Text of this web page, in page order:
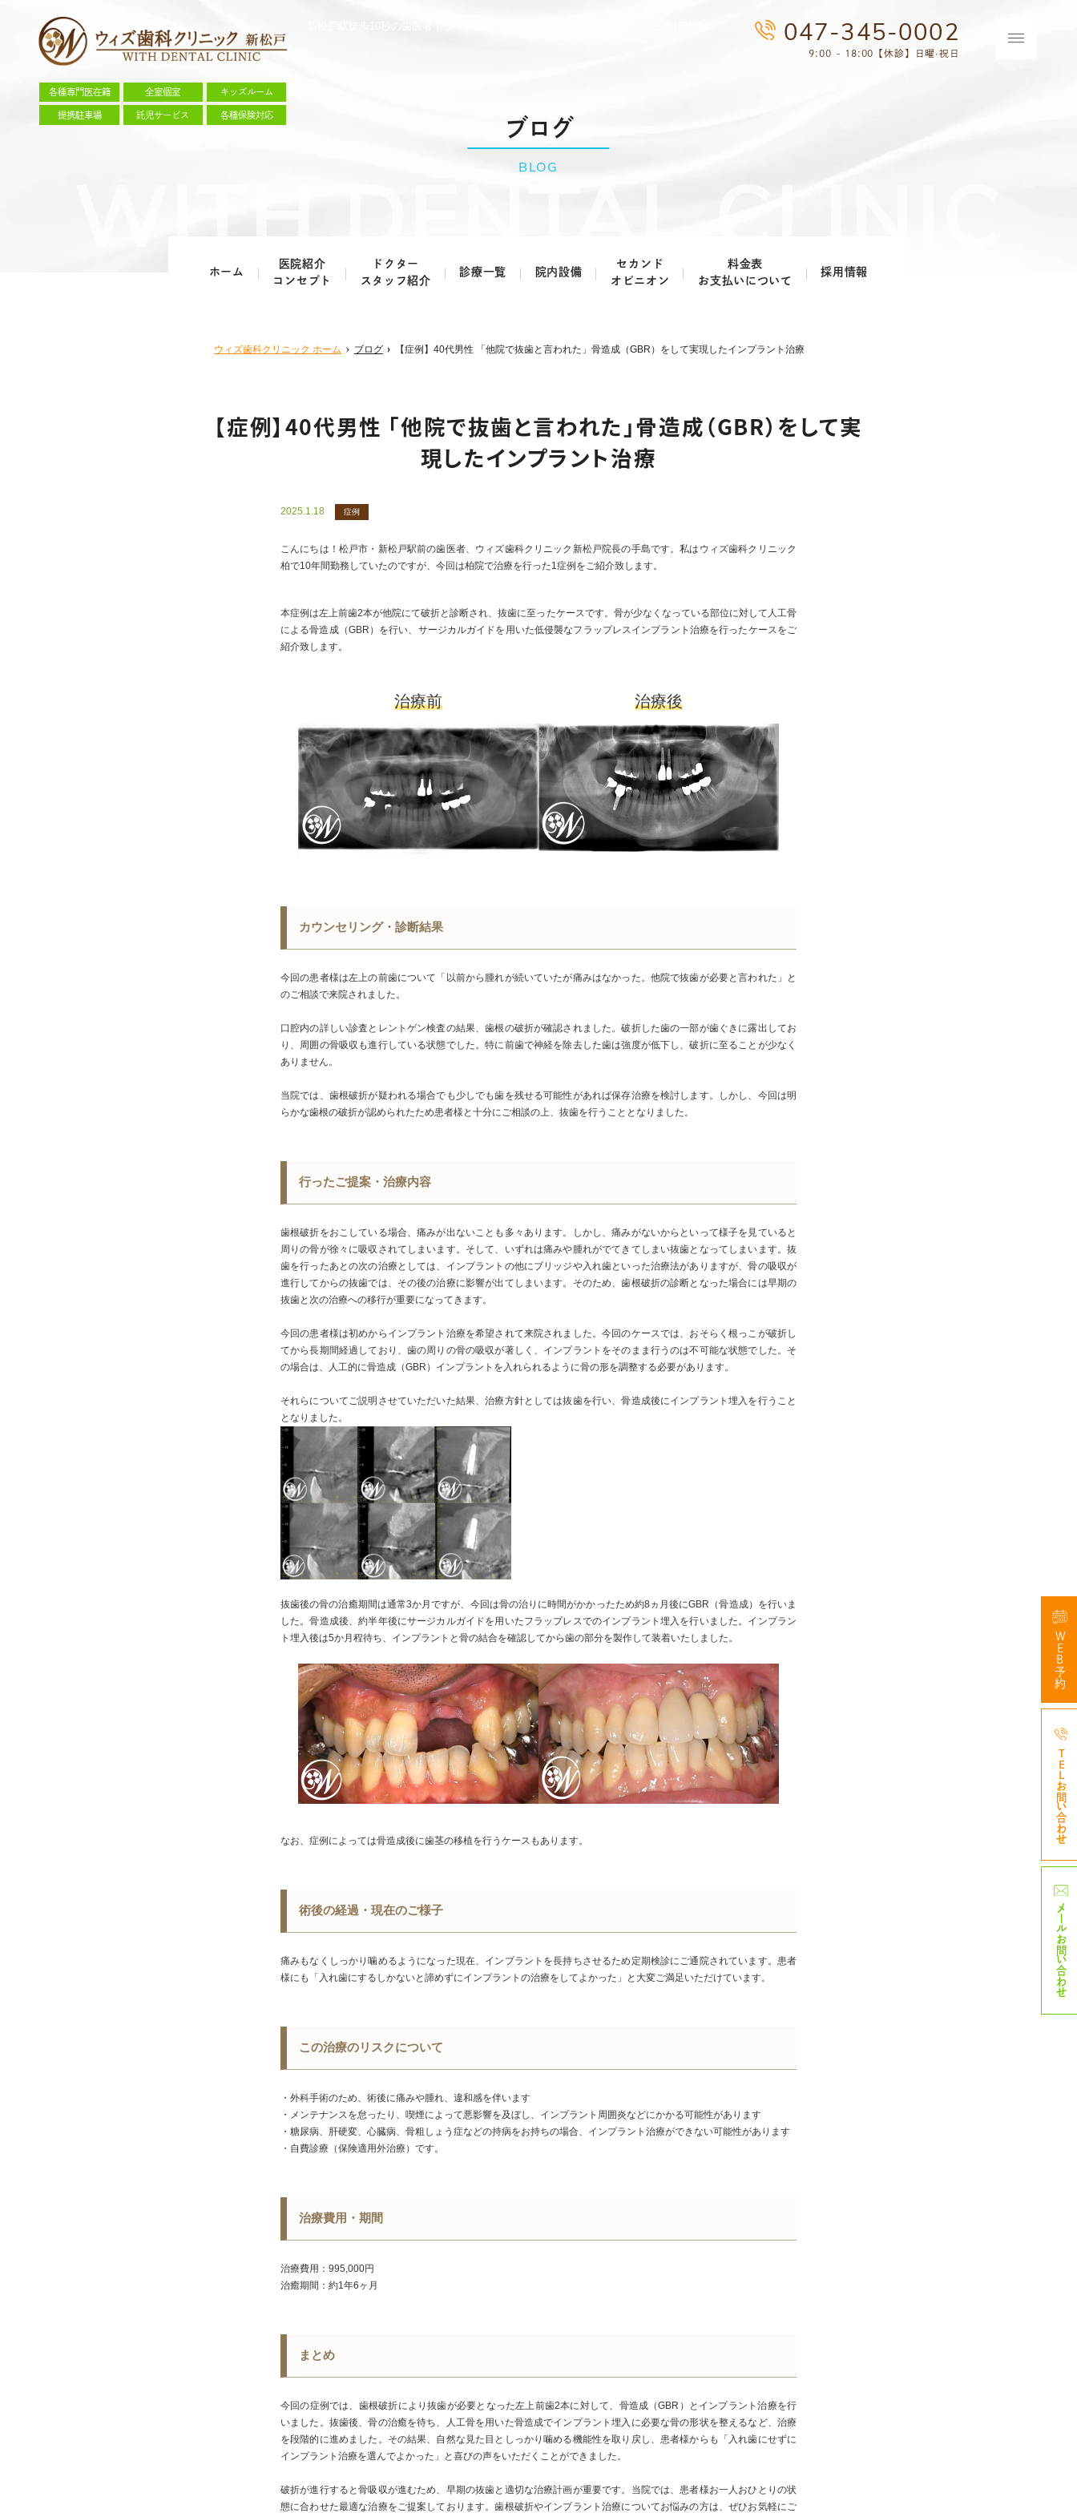
各種専門医在籍 全室個室 キッズルーム
提携駐車場 託児サービス 各種保険対応
047-345-0002
9:00 - 18:00【休診】日曜·祝日
ブログ
BLOG
ホーム
医院紹介
コンセプト
ドクター
スタッフ紹介
診療一覧
予防歯科 小児歯科
審美治療・セラミック ホワイトニング
親知らず抜歯専門外来 矯正歯科
院内設備
セカンド
オピニオン
料金表
お支払いについて
採用情報
歯科助手・受付
ウィズ歯科クリニック ホーム ブログ 【症例】40代男性 「他院で抜歯と言われた」骨造成（GBR）をして実現したインプラント治療
【症例】40代男性 「他院で抜歯と言われた」骨造成（GBR）をして実
現したインプラント治療
2025.1.18 症例
こんにちは！松戸市・新松戸駅前の歯医者、ウィズ歯科クリニック新松戸院長の手島です。私はウィズ歯科クリニック
柏で10年間勤務していたのですが、今回は柏院で治療を行った1症例をご紹介致します。
本症例は左上前歯2本が他院にて破折と診断され、抜歯に至ったケースです。骨が少なくなっている部位に対して人工骨
による骨造成（GBR）を行い、サージカルガイドを用いた低侵襲なフラップレスインプラント治療を行ったケースをご
紹介致します。
治療前 治療後
カウンセリング・診断結果
今回の患者様は左上の前歯について「以前から腫れが続いていたが痛みはなかった。他院で抜歯が必要と言われた」と
のご相談で来院されました。
口腔内の詳しい診査とレントゲン検査の結果、歯根の破折が確認されました。破折した歯の一部が歯ぐきに露出してお
り、周囲の骨吸収も進行している状態でした。特に前歯で神経を除去した歯は強度が低下し、破折に至ることが少なく
ありません。
当院では、歯根破折が疑われる場合でも少しでも歯を残せる可能性があれば保存治療を検討します。しかし、今回は明
らかな歯根の破折が認められたため患者様と十分にご相談の上、抜歯を行うこととなりました。
行ったご提案・治療内容
歯根破折をおこしている場合、痛みが出ないことも多々あります。しかし、痛みがないからといって様子を見ていると
周りの骨が徐々に吸収されてしまいます。そして、いずれは痛みや腫れがでてきてしまい抜歯となってしまいます。抜
歯を行ったあとの次の治療としては、インプラントの他にブリッジや入れ歯といった治療法がありますが、骨の吸収が
進行してからの抜歯では、その後の治療に影響が出てしまいます。そのため、歯根破折の診断となった場合には早期の
抜歯と次の治療への移行が重要になってきます。
今回の患者様は初めからインプラント治療を希望されて来院されました。今回のケースでは、おそらく根っこが破折し
てから長期間経過しており、歯の周りの骨の吸収が著しく、インプラントをそのまま行うのは不可能な状態でした。そ
の場合は、人工的に骨造成（GBR）インプラントを入れられるように骨の形を調整する必要があります。
それらについてご説明させていただいた結果、治療方針としては抜歯を行い、骨造成後にインプラント埋入を行うこと
となりました。
抜歯後の骨の治癒期間は通常3か月ですが、今回は骨の治りに時間がかかったため約8ヵ月後にGBR（骨造成）を行いま
した。骨造成後、約半年後にサージカルガイドを用いたフラップレスでのインプラント埋入を行いました。インプラン
ト埋入後は5か月程待ち、インプラントと骨の結合を確認してから歯の部分を製作して装着いたしました。
なお、症例によっては骨造成後に歯茎の移植を行うケースもあります。
術後の経過・現在のご様子
痛みもなくしっかり噛めるようになった現在、インプラントを長持ちさせるため定期検診にご通院されています。患者
様にも「入れ歯にするしかないと諦めずにインプラントの治療をしてよかった」と大変ご満足いただけています。
この治療のリスクについて
・外科手術のため、術後に痛みや腫れ、違和感を伴います
・メンテナンスを怠ったり、喫煙によって悪影響を及ぼし、インプラント周囲炎などにかかる可能性があります
・糖尿病、肝硬変、心臓病、骨粗しょう症などの持病をお持ちの場合、インプラント治療ができない可能性があります
・自費診療（保険適用外治療）です。
治療費用・期間
治療費用：995,000円
治癒期間：約1年6ヶ月
まとめ
今回の症例では、歯根破折により抜歯が必要となった左上前歯2本に対して、骨造成（GBR）とインプラント治療を行
いました。抜歯後、骨の治癒を待ち、人工骨を用いた骨造成でインプラント埋入に必要な骨の形状を整えるなど、治療
を段階的に進めました。その結果、自然な見た目としっかり噛める機能性を取り戻し、患者様からも「入れ歯にせずに
インプラント治療を選んでよかった」と喜びの声をいただくことができました。
破折が進行すると骨吸収が進むため、早期の抜歯と適切な治療計画が重要です。当院では、患者様お一人おひとりの状
態に合わせた最適な治療をご提案しております。歯根破折やインプラント治療についてお悩みの方は、ぜひお気軽にご
WEB予約
047-
TELお問い合わせ
メール
お問い合わせ